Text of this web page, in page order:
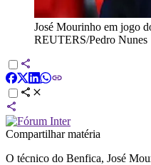
José Mourinho em jogo
REUTERS/Pedro Nunes
Compartilhar matéria
O técnico do Benfica, José